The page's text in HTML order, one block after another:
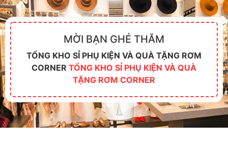
MỜI BẠN GHÉ THĂM
TỔNG KHO SỈ PHỤ KIỆN VÀ QUÀ TẶNG RƠM
CORNER TỔNG KHO SỈ PHỤ KIỆN VÀ QUÀ
TẶNG RƠM CORNER